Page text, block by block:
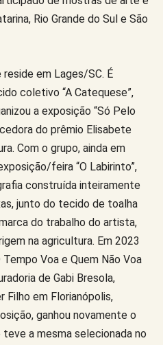
Rio Grande do Sul e São
reside em Lages/SC. É
coletivo “A Catequese”,
a exposição “Só Pelo
do prêmio Elisabete
Com o grupo, ainda em
feira “O Labirinto”,
construída inteiramente
junto do tecido de toalha
do trabalho do artista,
na agricultura. Em 2023
Voa e Quem Não Voa
de Gabi Bresola,
Filho em Florianópolis,
ganhou novamente o
a mesma selecionada no